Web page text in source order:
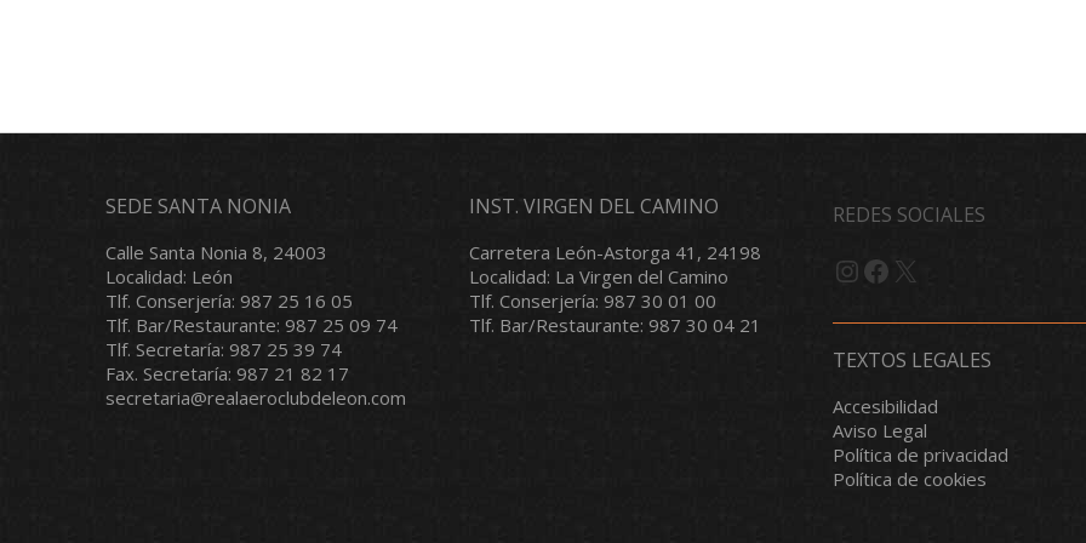
SEDE SANTA NONIA
Calle Santa Nonia 8, 24003
Localidad: León
Tlf. Conserjería: 987 25 16 05
Tlf. Bar/Restaurante: 987 25 09 74
Tlf. Secretaría: 987 25 39 74
Fax. Secretaría: 987 21 82 17
secretaria@realaeroclubdeleon.com
INST. VIRGEN DEL CAMINO
Carretera León-Astorga 41, 24198
Localidad: La Virgen del Camino
Tlf. Conserjería: 987 30 01 00
Tlf. Bar/Restaurante: 987 30 04 21
REDES SOCIALES
Instagram
Facebook
X
TEXTOS LEGALES
Accesibilidad
Aviso Legal
Política de privacidad
Política de cookies